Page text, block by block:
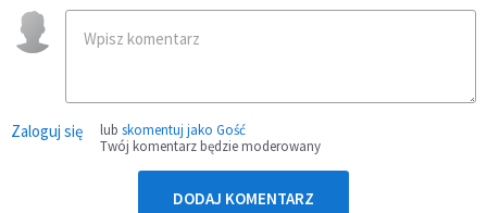
Zaloguj się lub skomentuj jako Gość
Twój komentarz będzie moderowany
DODAJ KOMENTARZ